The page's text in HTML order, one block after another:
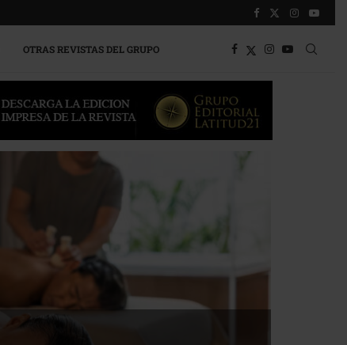
OTRAS REVISTAS DEL GRUPO